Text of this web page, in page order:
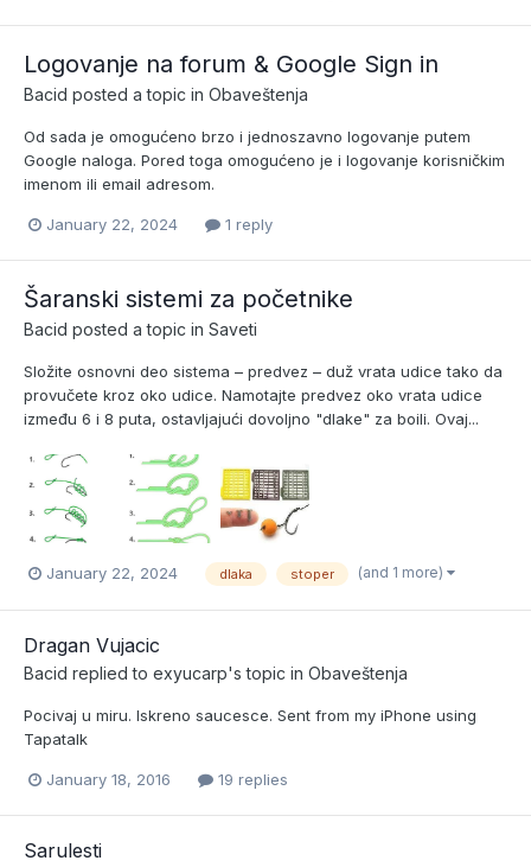
Logovanje na forum & Google Sign in
Bacid posted a topic in Obaveštenja
Od sada je omogućeno brzo i jednoszavno logovanje putem
Google naloga. Pored toga omogućeno je i logovanje korisničkim
imenom ili email adresom.
January 22, 2024 1 reply
Šaranski sistemi za početnike
Bacid posted a topic in Saveti
Složite osnovni deo sistema – predvez – duž vrata udice tako da
provučete kroz oko udice. Namotajte predvez oko vrata udice
između 6 i 8 puta, ostavljajući dovoljno "dlake" za boili. Ovaj...
January 22, 2024 dlaka stoper (and 1 more)
Dragan Vujacic
Bacid replied to exyucarp's topic in Obaveštenja
Pocivaj u miru. Iskreno saucesce. Sent from my iPhone using
Tapatalk
January 18, 2016 19 replies
Sarulesti